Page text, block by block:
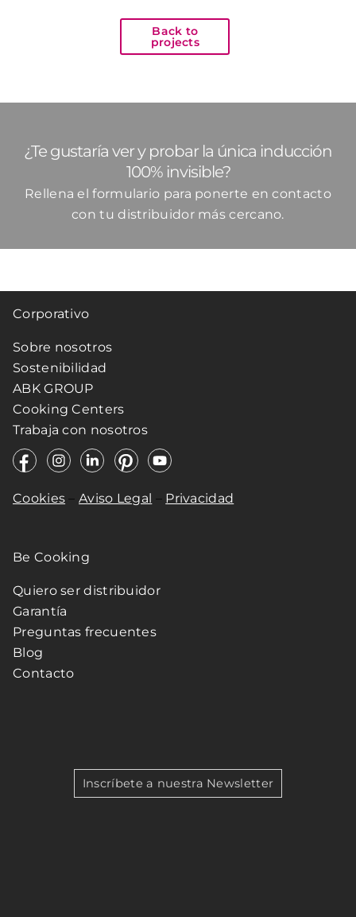
Back to
projects
¿Te gustaría ver y probar la única inducción
100% invisible?
Rellena el formulario para ponerte en contacto
con tu distribuidor más cercano.
Corporativo
Sobre nosotros
Sostenibilidad
ABK GROUP
Cooking Centers
Trabaja con nosotros
Cookies –Aviso Legal – Privacidad
Be Cooking
Quiero ser distribuidor
Garantía
Preguntas frecuentes
Blog
Contacto
Inscríbete a nuestra Newsletter